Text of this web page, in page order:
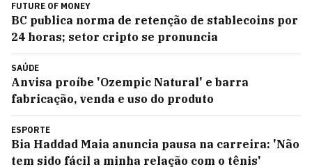
FUTURE OF MONEY
BC publica norma de retenção de stablecoins por
24 horas; setor cripto se pronuncia
SAÚDE
Anvisa proíbe 'Ozempic Natural' e barra
fabricação, venda e uso do produto
ESPORTE
Bia Haddad Maia anuncia pausa na carreira: 'Não
tem sido fácil a minha relação com o tênis'